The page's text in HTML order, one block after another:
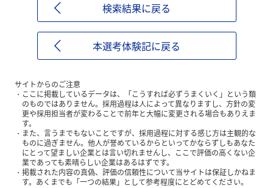
検索結果に戻る
本選考体験記に戻る
サイトからのご注意
ここに掲載しているデータは、「こうすれば必ずうまくいく」という類
のものではありません。採用過程は人によって異なりますし、方針の変
更や採用担当者が変わることで前年と大幅に変更される場合もありえま
す。
また、言うまでもないことですが、採用過程に対する感じ方は主観的な
ものに過ぎません。他人が誉めているからといってかならずしもあなた
にとって望ましい企業とは言い切れませんし、ここで評価の高くない企
業であっても素晴らしい企業はあるはずです。
掲載された内容の真偽、評価の信頼性について当サイトは保証しかねま
す。あくまでも「一つの結果」として参考程度にとどめてください。